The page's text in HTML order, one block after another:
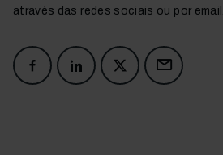
através das redes sociais ou por email.